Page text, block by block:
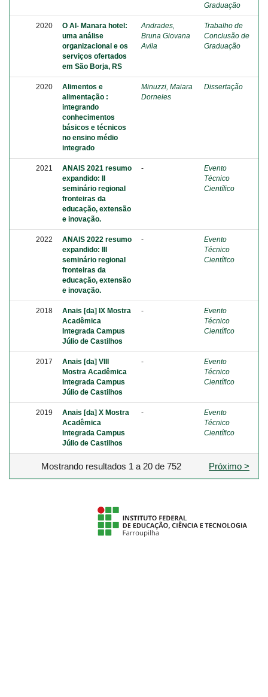
Graduação
2020
O Al- Manara hotel:
uma análise
organizacional e os
serviços ofertados
em São Borja, RS
Andrades,
Bruna Giovana
Avila
Trabalho de
Conclusão de
Graduação
2020
Alimentos e
alimentação :
integrando
conhecimentos
básicos e técnicos
no ensino médio
integrado
Minuzzi, Maiara
Dorneles
Dissertação
2021
ANAIS 2021 resumo
expandido: II
seminário regional
fronteiras da
educação, extensão
e inovação.
-
Evento
Técnico
Científico
2022
ANAIS 2022 resumo
expandido: III
seminário regional
fronteiras da
educação, extensão
e inovação.
-
Evento
Técnico
Científico
2018
Anais [da] IX Mostra
Acadêmica
Integrada Campus
Júlio de Castilhos
-
Evento
Técnico
Científico
2017
Anais [da] VIII
Mostra Acadêmica
Integrada Campus
Júlio de Castilhos
-
Evento
Técnico
Científico
2019
Anais [da] X Mostra
Acadêmica
Integrada Campus
Júlio de Castilhos
-
Evento
Técnico
Científico
Mostrando resultados 1 a 20 de 752 Próximo >